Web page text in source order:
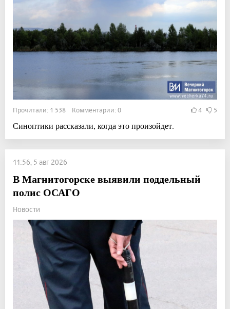
Прочитали: 1 538 Комментарии: 0 4 5
Синоптики рассказали, когда это произойдет.
11:56, 5 авг 2026
В Магнитогорске выявили поддельный
полис ОСАГО
Новости